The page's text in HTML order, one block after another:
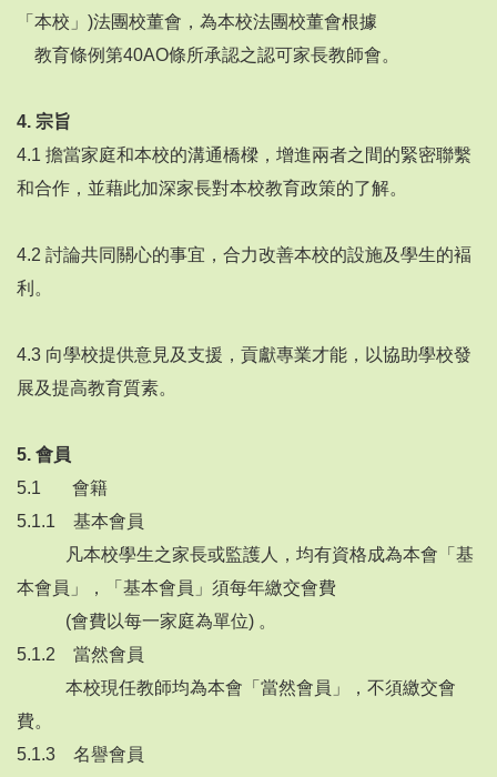
「本校」)法團校董會，為本校法團校董會根據
教育條例第40AO條所承認之認可家長教師會。
4. 宗旨
4.1 擔當家庭和本校的溝通橋樑，增進兩者之間的緊密聯繫
和合作，並藉此加深家長對本校教育政策的了解。
4.2 討論共同關心的事宜，合力改善本校的設施及學生的褔
利。
4.3 向學校提供意見及支援，貢獻專業才能，以協助學校發
展及提高教育質素。
5. 會員
5.1 會籍
5.1.1 基本會員
凡本校學生之家長或監護人，均有資格成為本會「基
本會員」，「基本會員」須每年繳交會費
(會費以每一家庭為單位) 。
5.1.2 當然會員
本校現任教師均為本會「當然會員」，不須繳交會
費。
5.1.3 名譽會員